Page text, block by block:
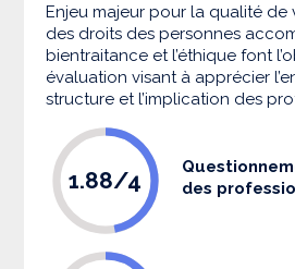
Enjeu majeur pour la qualité de
des droits des personnes
bientraitance et l’éthique font
évaluation visant à apprécier
structure et l’implication des
1.88/4
des